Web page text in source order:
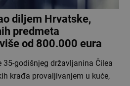
diljem Hrvatske,
predmeta
od 800.000 eura
godišnjeg državljanina Čilea
krađa provaljivanjem u kuće,